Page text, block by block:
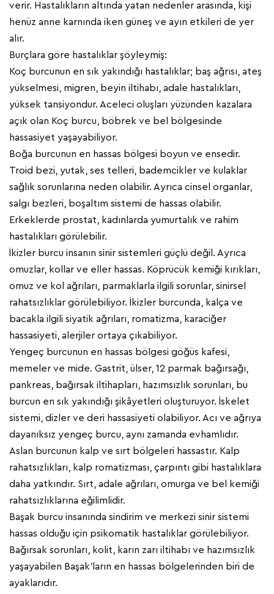
verir. Hastalıkların altında yatan nedenler arasında, kişi
henüz anne karnında iken güneş ve ayın etkileri de yer
alır.
Burçlara göre hastalıklar şöyleymiş:
Koç burcunun en sık yakındığı hastalıklar; baş ağrısı, ateş
yükselmesi, migren, beyin iltihabı, adale hastalıkları,
yüksek tansiyondur. Aceleci oluşları yüzünden kazalara
açık olan Koç burcu, böbrek ve bel bölgesinde
hassasiyet yaşayabiliyor.
Boğa burcunun en hassas bölgesi boyun ve ensedir.
Troid bezi, yutak, ses telleri, bademcikler ve kulaklar
sağlık sorunlarına neden olabilir. Ayrıca cinsel organlar,
salgı bezleri, boşaltım sistemi de hassas olabilir.
Erkeklerde prostat, kadınlarda yumurtalık ve rahim
hastalıkları görülebilir.
İkizler burcu insanın sinir sistemleri güçlü değil. Ayrıca
omuzlar, kollar ve eller hassas. Köprücük kemiği kırıkları,
omuz ve kol ağrıları, parmaklarla ilgili sorunlar, sinirsel
rahatsızlıklar görülebiliyor. İkizler burcunda, kalça ve
bacakla ilgili siyatik ağrıları, romatizma, karaciğer
hassasiyeti, alerjiler ortaya çıkabiliyor.
Yengeç burcunun en hassas bölgesi göğüs kafesi,
memeler ve mide. Gastrit, ülser, 12 parmak bağırsağı,
pankreas, bağırsak iltihapları, hazımsızlık sorunları, bu
burcun en sık yakındığı şikâyetleri oluşturuyor. İskelet
sistemi, dizler ve deri hassasiyeti olabiliyor. Acı ve ağrıya
dayanıksız yengeç burcu, aynı zamanda evhamlıdır.
Aslan burcunun kalp ve sırt bölgeleri hassastır. Kalp
rahatsızlıkları, kalp romatizması, çarpıntı gibi hastalıklara
daha yatkındır. Sırt, adale ağrıları, omurga ve bel kemiği
rahatsızlıklarına eğilimlidir.
Başak burcu insanında sindirim ve merkezi sinir sistemi
hassas olduğu için psikomatik hastalıklar görülebiliyor.
Bağırsak sorunları, kolit, karın zarı iltihabı ve hazımsızlık
yaşayabilen Başak’ların en hassas bölgelerinden biri de
ayaklarıdır.